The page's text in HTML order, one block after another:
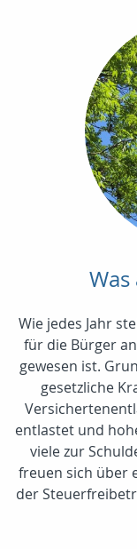
Wie jedes Jahr
für die Bürger
gewesen ist.
gesetzliche
entlastet und
viele zur
freuen sich über
der